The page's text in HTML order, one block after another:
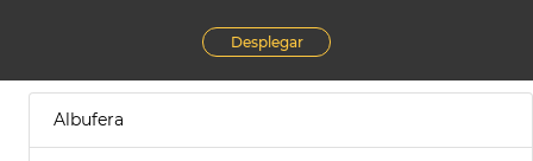
Desplegar
Albufera